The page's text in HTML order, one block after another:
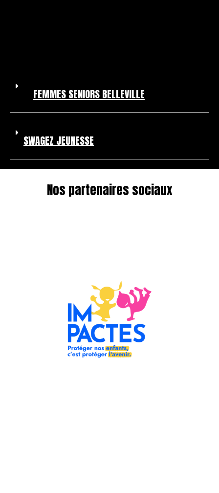
FEMMES SENIORS BELLEVILLE
SWAGEZ JEUNESSE
Nos partenaires sociaux